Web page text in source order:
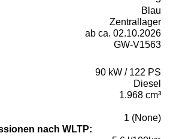
Blau
Zentrallager
ab ca. 02.10.2026
GW-V1563
90 kW / 122 PS
Diesel
1.968 cm³
1 (None)
nach WLTP: